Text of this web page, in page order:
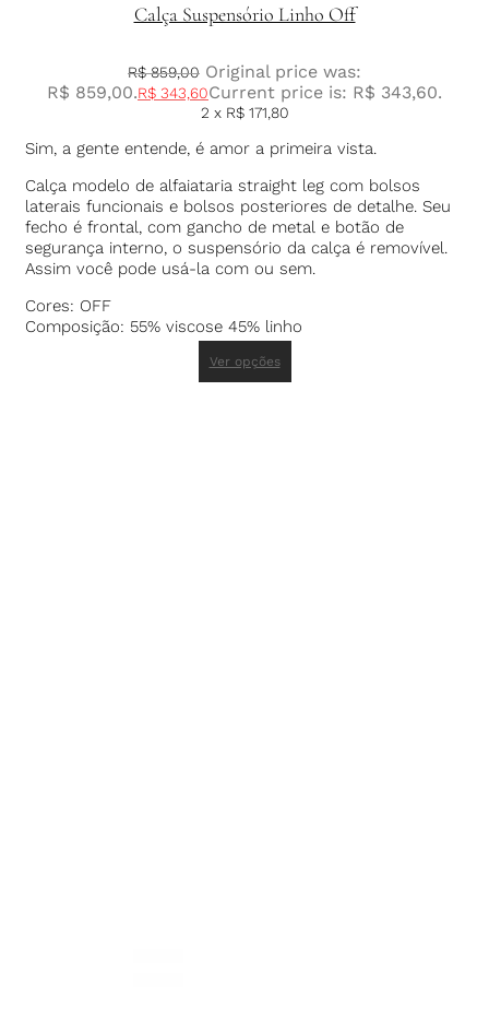
Calça Suspensório Linho Off
R$859,00 Original price was:
R$ 859,00.R$ 343,60Current price is: R$ 343,60.
2 x R$171,80
Sim, a gente entende, é amor a primeira vista.
Calça modelo de alfaiataria straight leg com bolsos
laterais funcionais e bolsos posteriores de detalhe. Seu
fecho é frontal, com gancho de metal e botão de
segurança interno, o suspensório da calça é removível.
Assim você pode usá-la com ou sem.
Cores: OFF
Composição: 55% viscose 45% linho
Ver opções